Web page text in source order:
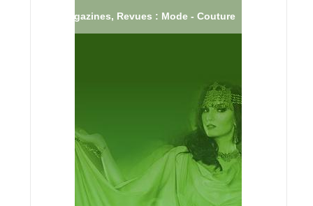
Magazines, Revues : Mode - Couture